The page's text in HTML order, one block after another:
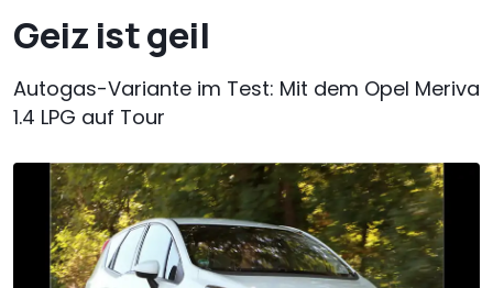
Geiz ist geil
Autogas-Variante im Test: Mit dem Opel Meriva
1.4 LPG auf Tour